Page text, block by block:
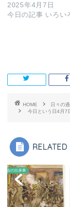
2025年4月7日
今日の記事 いろい
HOME
日々の
今日という日4月7
過去の出来事